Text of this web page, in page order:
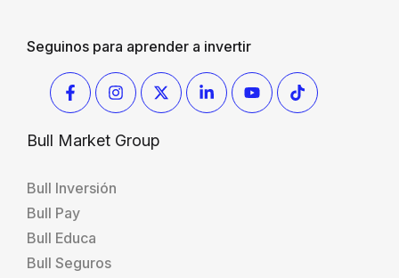
Seguinos para aprender a invertir
Bull Market Group
Bull Inversión
Bull Pay
Bull Educa
Bull Seguros